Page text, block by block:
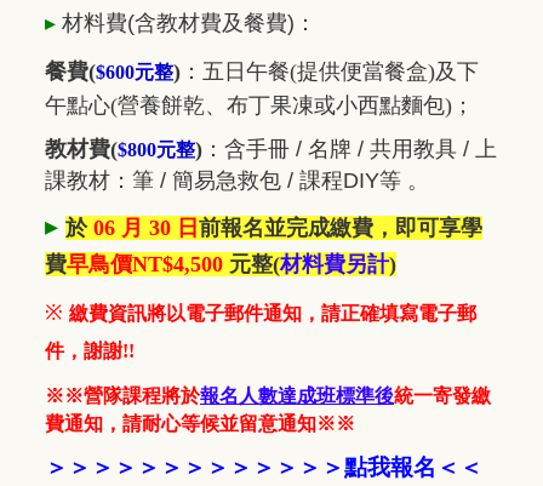
▸ 材料費(含教材費及餐費) ：
餐費($600元整) ：五日午餐(提供便當餐盒)及下
午點心(營養餅乾、布丁果凍或小西點麵包)；
教材費($800元整) ： 含手冊 / 名牌 / 共用教具 / 上
課教材：筆 / 簡易急救包 / 課程DIY等 。
▸ 於 06 月 30 日 前報名並完成繳費，即可享學
費早鳥價NT$4,500 元整(材料費另計)
※ 繳費資訊將以電子郵件通知，請正確填寫電子郵
件，謝謝!!
※※營隊課程將於報名人數達成班標準後統一寄發繳
費通知，請耐心等候並留意通知※※
＞＞＞＞＞＞＞＞＞＞ ＞＞ ＞點我報名 ＜ ＜